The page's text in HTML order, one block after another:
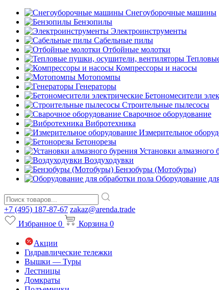
Снегоуборочные машины
Бензопилы
Электроинструменты
Сабельные пилы
Отбойные молотки
Компрессоры и насосы
Мотопомпы
Генераторы
Бетономесители
Строительные пылесосы
Сварочное оборудование
Вибротехника
Измерительное
Бетонорезы
Установки алмазного
Воздуходувки
Бензобуры (Мотобуры)
Оборудование
+7 (495) 187-87-67 zakaz@arenda.trade
Избранное 0 Корзина 0
Акции
Гидравлические тележки
Вышки — Туры
Лестницы
Домкраты